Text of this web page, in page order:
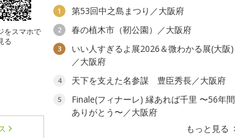
をスマホで
る
1 第53回中之島まつり／大阪府
2 春の植木市（靭公園）／大阪府
3
いい人すぎるよ展2026＆微わかる展(大阪)
／大阪府
4 天下を支えた名参謀 豊臣秀長／大阪府
5
Finale(フィナーレ) 縁あれば千里 〜56年間
ありがとう〜／大阪府
もっと見る